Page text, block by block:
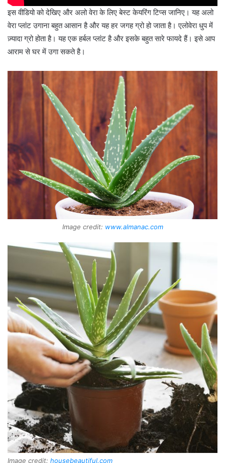
इस वीडियो को देखिए और अलो वेरा के लिए बेस्ट केयरिंग टिप्स जानिए। यह अलो
वेरा प्लांट उगाना बहुत आसान है और यह हर जगह ग्रो हो जाता है। एलोवेरा धुप में
ज़्यादा ग्रो होता है। यह एक हर्बल प्लांट है और इसके बहुत सारे फायदे हैं। इसे आप
आराम से घर में उगा सकते है।
Image credit: www.almanac.com
Image credit: housebeautiful.com